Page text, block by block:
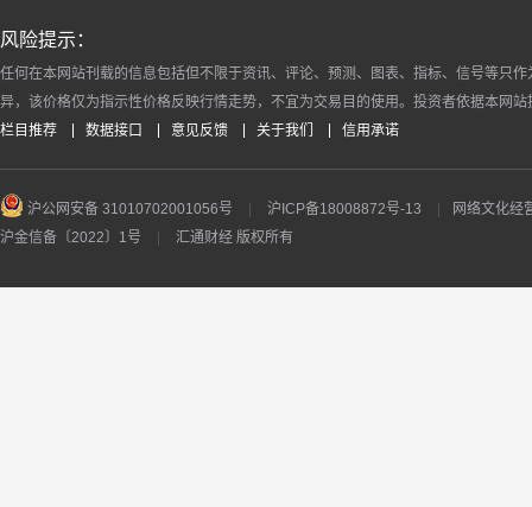
风险提示：
任何在本网站刊载的信息包括但不限于资讯、评论、预测、图表、指标、信号等只
异，该价格仅为指示性价格反映行情走势，不宜为交易目的使用。投资者依据本网
栏目推荐
数据接口 意见反馈 关于我们 信用承诺
沪公网安备 31010702001056号 沪ICP备18008872号-13
网络文化经
沪金信备〔2022〕1号
汇通财经 版权所有